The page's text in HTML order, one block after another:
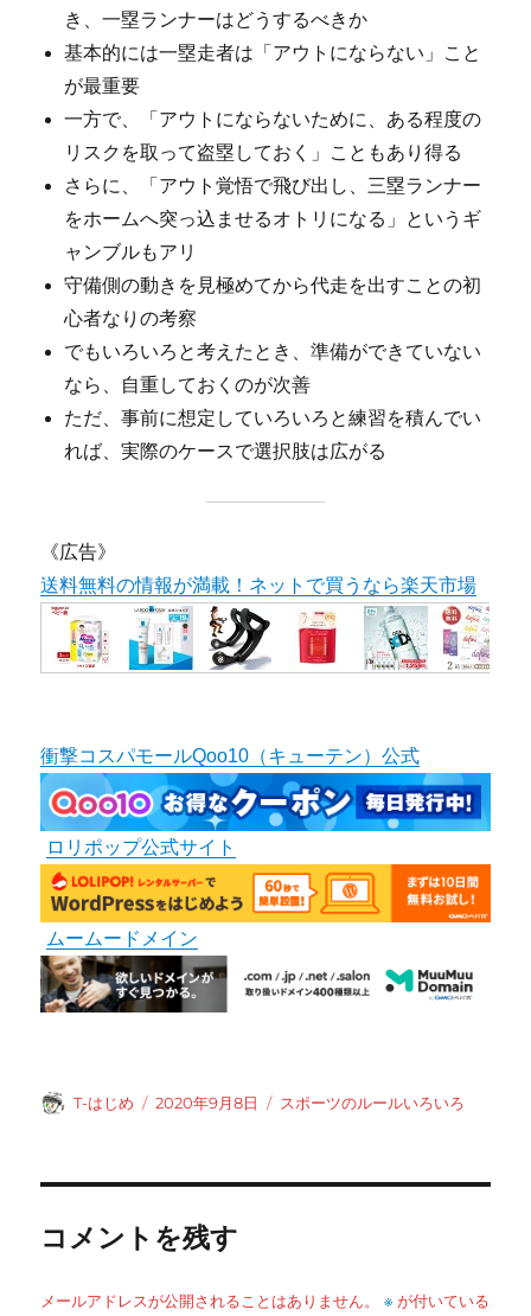
き、一塁ランナーはどうするべきか
基本的には一塁走者は「アウトにならない」こと
が最重要
一方で、「アウトにならないために、ある程度の
リスクを取って盗塁しておく」こともあり得る
さらに、「アウト覚悟で飛び出し、三塁ランナー
をホームへ突っ込ませるオトリになる」というギ
ャンブルもアリ
守備側の動きを見極めてから代走を出すことの初
心者なりの考察
でもいろいろと考えたとき、準備ができていない
なら、自重しておくのが次善
ただ、事前に想定していろいろと練習を積んでい
れば、実際のケースで選択肢は広がる
《広告》
送料無料の情報が満載！ネットで買うなら楽天市場
衝撃コスパモールQoo10（キューテン）公式
ロリポップ公式サイト
ムームードメイン
投
T-はじめ
投
2020年9月8日
カ
スポーツのルールいろいろ
コメントを残す
メールアドレスが公開されることはありません。 ※ が付いている